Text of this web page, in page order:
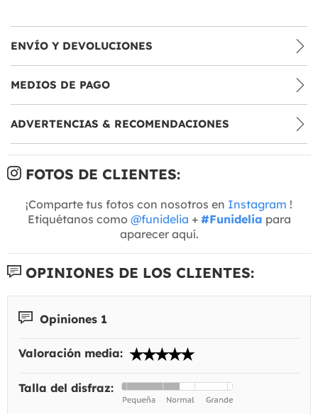
ENVÍO Y DEVOLUCIONES
MEDIOS DE PAGO
ADVERTENCIAS & RECOMENDACIONES
FOTOS DE CLIENTES:
¡Comparte tus fotos con nosotros en Instagram !
Etiquétanos como @funidelia + #Funidelia para
aparecer aquí.
OPINIONES DE LOS CLIENTES:
Opiniones 1
Valoración media:
Talla del disfraz: